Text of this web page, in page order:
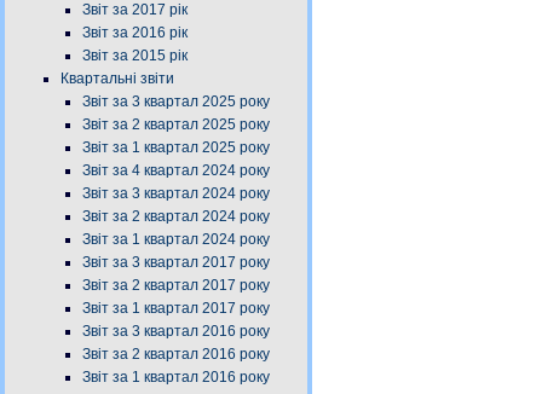
Звіт за 2017 рік
Звіт за 2016 рік
Звіт за 2015 рік
Квартальні звіти
Звіт за 3 квартал 2025 року
Звіт за 2 квартал 2025 року
Звіт за 1 квартал 2025 року
Звіт за 4 квартал 2024 року
Звіт за 3 квартал 2024 року
Звіт за 2 квартал 2024 року
Звіт за 1 квартал 2024 року
Звіт за 3 квартал 2017 року
Звіт за 2 квартал 2017 року
Звіт за 1 квартал 2017 року
Звіт за 3 квартал 2016 року
Звіт за 2 квартал 2016 року
Звіт за 1 квартал 2016 року